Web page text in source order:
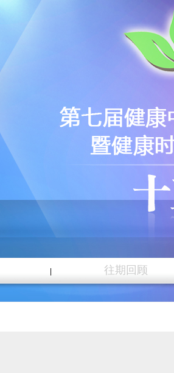
往期回顾